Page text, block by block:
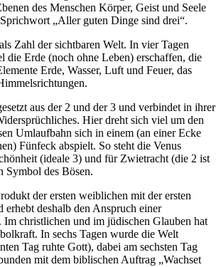
des Menschen Körper, Geist und Seele
„Aller guten Dinge sind drei“.
Zahl der sichtbaren Welt. In vier Tagen
die Erde (noch ohne Leben) erschaffen, die
Erde, Wasser, Luft und Feuer, das
aus der 2 und der 3 und verbindet in ihrer
Hier dreht sich viel um den
Umlaufbahn sich in einem (an einer Ecke
Fünfeck abspielt. So steht die Venus
(ideale 3) und für Zwietracht (die 2 ist
Symbol des Bösen.
der ersten weiblichen mit der ersten
erhebt deshalb den Anspruch einer
christlichen und im jüdischen Glauben hat
In sechs Tagen wurde die Welt
Tag ruhte Gott), dabei am sechsten Tag
mit dem biblischen Auftrag „Wachset